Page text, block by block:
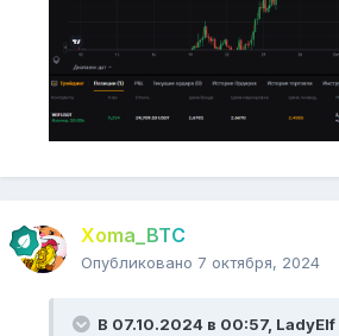
Xoma_BTC
Опубликовано 7 октября, 2024
В 07.10.2024 в 00:57, LadyElf